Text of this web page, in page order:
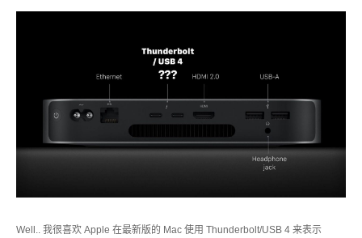
携带型 - 储存区
哪里买？
Well.. 我很喜欢 Apple 在最新版的 Mac 使用 Thunderbolt/USB 4 来表示